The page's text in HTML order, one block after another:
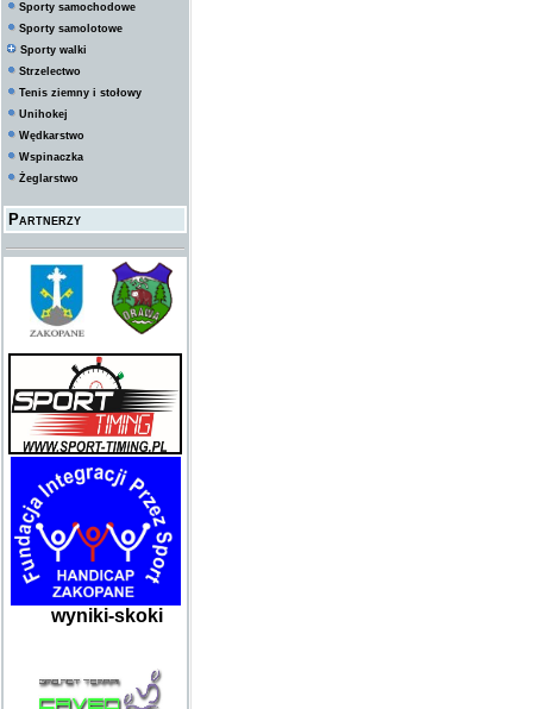
Sporty samochodowe
Sporty samolotowe
Sporty walki
Strzelectwo
Tenis ziemny i stołowy
Unihokej
Wędkarstwo
Wspinaczka
Żeglarstwo
Partnerzy
wyniki-skoki